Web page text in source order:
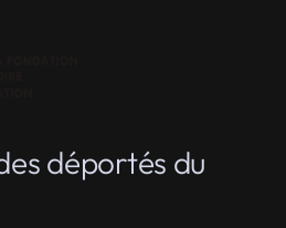
déportés du